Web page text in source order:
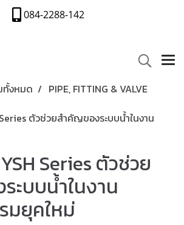
084-2288-142
ทั้งหมด
PIPE, FITTING & VALVE
ตัวช่วยสำคัญของระบบน้ำในงาน
Series ตัวช่วย
ะบบน้ำในงาน
มยุคใหม่